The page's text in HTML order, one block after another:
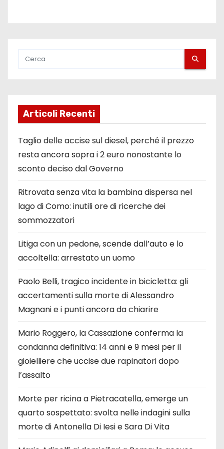
Articoli Recenti
Taglio delle accise sul diesel, perché il prezzo
resta ancora sopra i 2 euro nonostante lo
sconto deciso dal Governo
Ritrovata senza vita la bambina dispersa nel
lago di Como: inutili ore di ricerche dei
sommozzatori
Litiga con un pedone, scende dall’auto e lo
accoltella: arrestato un uomo
Paolo Belli, tragico incidente in bicicletta: gli
accertamenti sulla morte di Alessandro
Magnani e i punti ancora da chiarire
Mario Roggero, la Cassazione conferma la
condanna definitiva: 14 anni e 9 mesi per il
gioielliere che uccise due rapinatori dopo
l’assalto
Morte per ricina a Pietracatella, emerge un
quarto sospettato: svolta nelle indagini sulla
morte di Antonella Di Iesi e Sara Di Vita